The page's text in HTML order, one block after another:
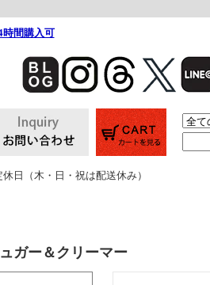
時間購入可
日（木・日・祝は配送休み）
ガー＆クリーマー